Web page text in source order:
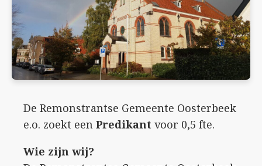
De Remonstrantse Gemeente Oosterbeek
e.o. zoekt een Predikant voor 0,5 fte.
Wie zijn wij?